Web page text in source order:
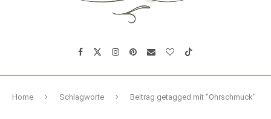
Home Schlagworte Beitrag getagged mit "Ohrschmuck"